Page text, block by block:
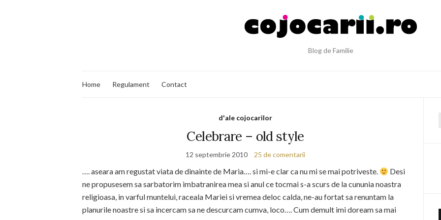
Blog de Familie
Home Regulament Contact
d'ale cojocarilor
Celebrare – old style
12 septembrie 2010 25 de comentarii
…. aseara am regustat viata de dinainte de Maria…. si mi-e clar ca nu mi se mai potriveste.
Desi
ne propusesem sa sarbatorim imbatranirea mea si anul ce tocmai s-a scurs de la cununia noastra
religioasa, in varful muntelui, raceala Mariei si vremea deloc calda, ne-au fortat sa renuntam la
planurile noastre si sa incercam sa ne descurcam cumva, loco…. Cum demult imi doream sa mai